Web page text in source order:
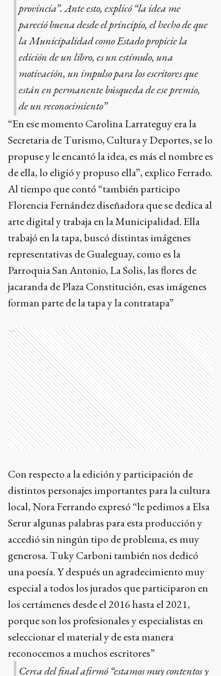
provincia”. Ante esto, explicó “la idea me
pareció buena desde el principio, el hecho de que
la Municipalidad como Estado propicie la
edición de un libro, es un estímulo, una
motivación, un impulso para los escritores que
están en permanente búsqueda de ese premio,
de un reconocimiento”
“En ese momento Carolina Larrateguy era la
Secretaria de Turismo, Cultura y Deportes, se lo
propuse y le encantó la idea, es más el nombre es
de ella, lo eligió y propuso ella”, explico Ferrado.
Al tiempo que contó “también participo
Florencia Fernández diseñadora que se dedica al
arte digital y trabaja en la Municipalidad. Ella
trabajó en la tapa, buscó distintas imágenes
representativas de Gualeguay, como es la
Parroquia San Antonio, La Solis, las flores de
jacaranda de Plaza Constitución, esas imágenes
forman parte de la tapa y la contratapa”
Ads
Con respecto a la edición y participación de
distintos personajes importantes para la cultura
local, Nora Ferrando expresó “le pedimos a Elsa
Serur algunas palabras para esta producción y
accedió sin ningún tipo de problema, es muy
generosa. Tuky Carboni también nos dedicó
una poesía. Y después un agradecimiento muy
especial a todos los jurados que participaron en
los certámenes desde el 2016 hasta el 2021,
porque son los profesionales y especialistas en
seleccionar el material y de esta manera
reconocemos a muchos escritores”
Cerca del final afirmó “estamos muy contentos y